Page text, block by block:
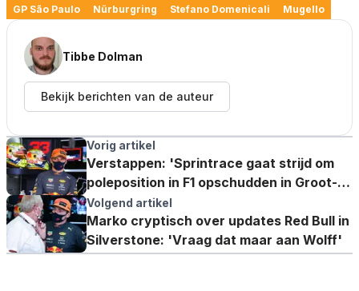
GP São Paulo Nürburgring Stefano Domenicali Mugello
Tibbe Dolman
Bekijk berichten van de auteur
Vorig artikel
Verstappen: 'Sprintrace gaat strijd om
poleposition in F1 opschudden in Groot-
Brittannië'
Volgend artikel
Marko cryptisch over updates Red Bull in
Silverstone: 'Vraag dat maar aan Wolff'